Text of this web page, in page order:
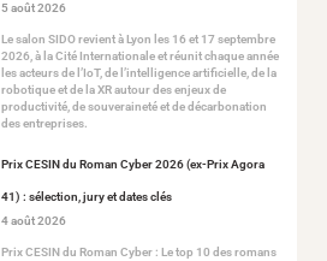
5 août 2026
Le salon SIDO revient à Lyon les 16 et 17 septembre
2026, à la Cité Internationale et réunit chaque année
les acteurs de l’IoT, de l’intelligence artificielle, de la
robotique et de la XR autour des enjeux de
productivité, de souveraineté et de décarbonation
des entreprises.
Prix CESIN du Roman Cyber 2026 (ex-Prix Agora
41) : sélection, jury et dates clés
4 août 2026
Prix CESIN du Roman Cyber : Le top 10 des romans